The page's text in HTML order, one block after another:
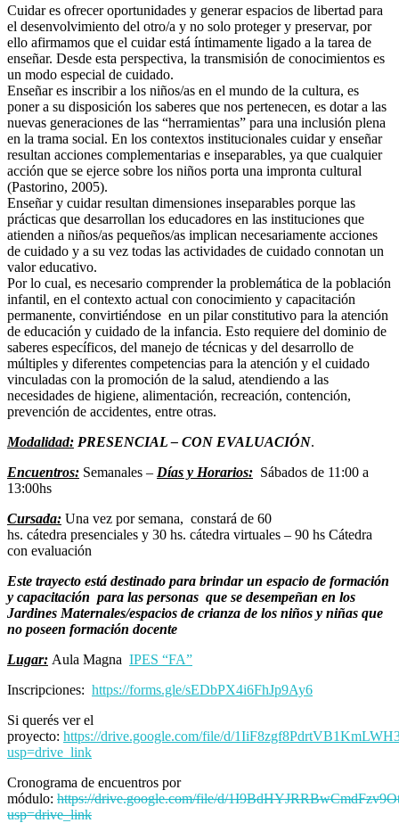
Cuidar es ofrecer oportunidades y generar espacios de libertad para
el desenvolvimiento del otro/a y no solo proteger y preservar, por
ello afirmamos que el cuidar está íntimamente ligado a la tarea de
enseñar. Desde esta perspectiva, la transmisión de conocimientos es
un modo especial de cuidado.
Enseñar es inscribir a los niños/as en el mundo de la cultura, es
poner a su disposición los saberes que nos pertenecen, es dotar a las
nuevas generaciones de las “herramientas” para una inclusión plena
en la trama social. En los contextos institucionales cuidar y enseñar
resultan acciones complementarias e inseparables, ya que cualquier
acción que se ejerce sobre los niños porta una impronta cultural
(Pastorino, 2005).
Enseñar y cuidar resultan dimensiones inseparables porque las
prácticas que desarrollan los educadores en las instituciones que
atienden a niños/as pequeños/as implican necesariamente acciones
de cuidado y a su vez todas las actividades de cuidado connotan un
valor educativo.
Por lo cual, es necesario comprender la problemática de la población
infantil, en el contexto actual con conocimiento y capacitación
permanente, convirtiéndose en un pilar constitutivo para la atención
de educación y cuidado de la infancia. Esto requiere del dominio de
saberes específicos, del manejo de técnicas y del desarrollo de
múltiples y diferentes competencias para la atención y el cuidado
vinculadas con la promoción de la salud, atendiendo a las
necesidades de higiene, alimentación, recreación, contención,
prevención de accidentes, entre otras.
Modalidad: PRESENCIAL– CON EVALUACIÓN.
Encuentros: Semanales – Días y Horarios: Sábados de 11:00 a
13:00hs
Cursada: Una vez por semana, constará de 60
hs. cátedra presenciales y 30 hs. cátedra virtuales – 90 hs Cátedra
con evaluación
Este trayecto está destinado para brindar un espacio de formación
y capacitación para las personas que se desempeñan en los
Jardines Maternales/espacios de crianza de los niños y niñas que
no poseen formación docente
Lugar: Aula Magna IPES “FA”
Inscripciones: https://forms.gle/sEDbPX4i6FhJp9Ay6
Si querés ver el
proyecto: https://drive.google.com/file/d/
usp=drive_link
Cronograma de encuentros por
módulo: https://drive.google.com/file/d/
usp=drive_link